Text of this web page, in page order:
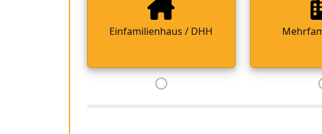
Einfamilienhaus / DHH